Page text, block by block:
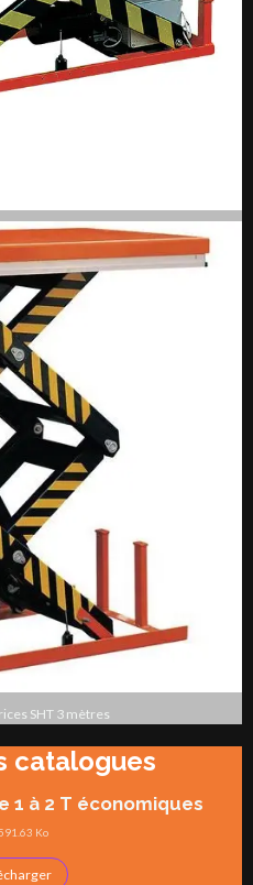
catalogues
1 à 2 T économiques
Ko